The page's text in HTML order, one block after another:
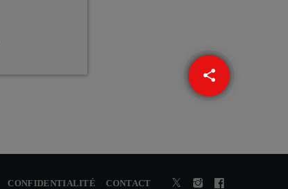
share
email
CONFIDENTIALITÉ CONTACT